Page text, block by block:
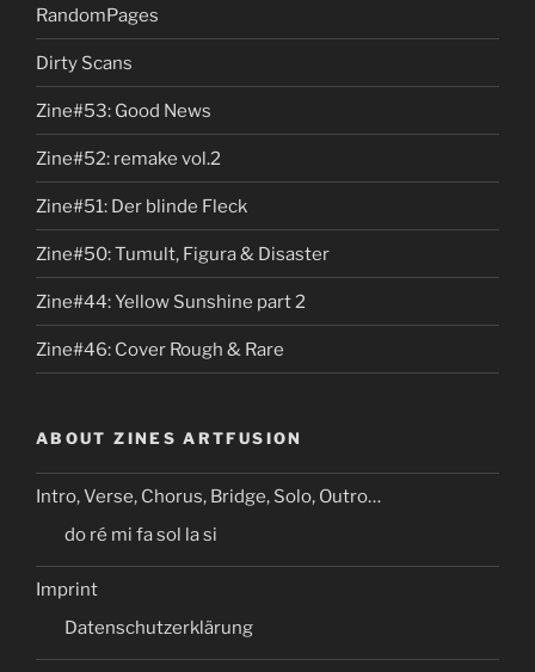
RandomPages
Dirty Scans
Zine#53: Good News
Zine#52: remake vol.2
Zine#51: Der blinde Fleck
Zine#50: Tumult, Figura & Disaster
Zine#44: Yellow Sunshine part 2
Zine#46: Cover Rough & Rare
ABOUT ZINES ARTFUSION
Intro, Verse, Chorus, Bridge, Solo, Outro…
do ré mi fa sol la si
Imprint
Datenschutzerklärung